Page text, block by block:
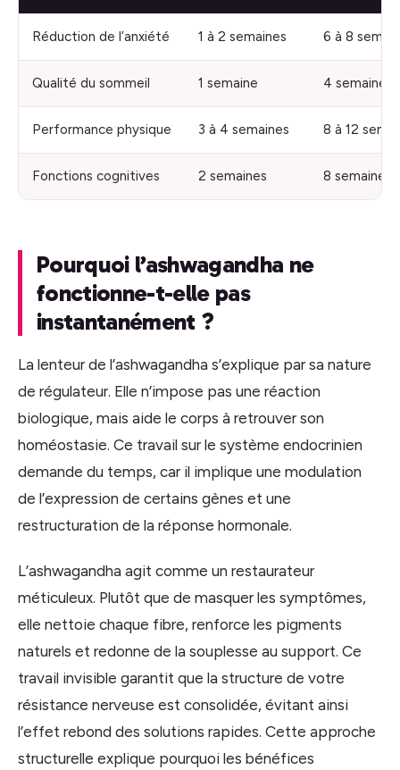
Réduction de l’anxiété 1 à 2 semaines 6 à 8
Qualité du sommeil 1 semaine 4 semaines
Performance physique 3 à 4 semaines 8 à 12
Fonctions cognitives 2 semaines 8 semaines
Pourquoi l’ashwagandha ne
fonctionne-t-elle pas
instantanément ?
La lenteur de l’ashwagandha s’explique par sa nature
de régulateur. Elle n’impose pas une réaction
biologique, mais aide le corps à retrouver son
homéostasie. Ce travail sur le système endocrinien
demande du temps, car il implique une modulation
de l’expression de certains gènes et une
restructuration de la réponse hormonale.
L’ashwagandha agit comme un restaurateur
méticuleux. Plutôt que de masquer les symptômes,
elle nettoie chaque fibre, renforce les pigments
naturels et redonne de la souplesse au support. Ce
travail invisible garantit que la structure de votre
résistance nerveuse est consolidée, évitant ainsi
l’effet rebond des solutions rapides. Cette approche
structurelle explique pourquoi les bénéfices